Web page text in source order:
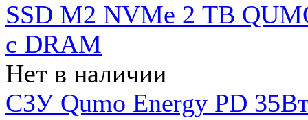
SSD M2 NVMe 2 ТB
c DRAM
Нет в наличии
СЗУ Qumo Energy PD